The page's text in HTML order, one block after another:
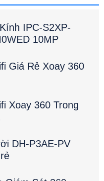
IPC-S2XP-
10MP
Giá Rẻ Xoay 360
Xoay 360 Trong
DH-P3AE-PV